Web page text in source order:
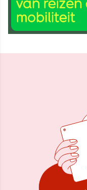
30 mrt 2024,
Delen